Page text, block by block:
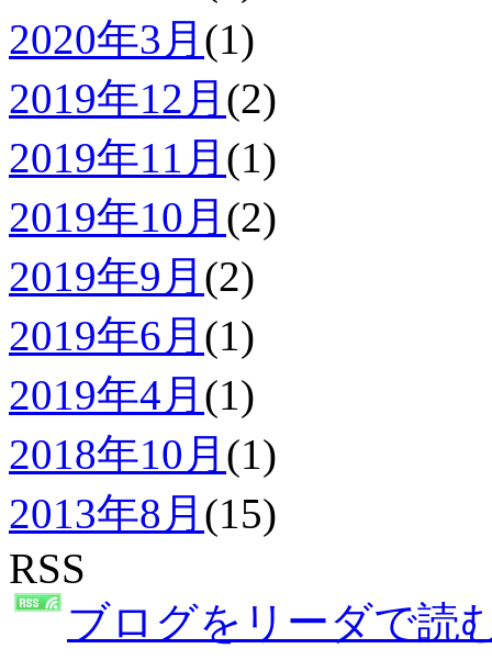
2020年3月 (1)
2019年12月 (2)
2019年11月 (1)
2019年10月 (2)
2019年9月 (2)
2019年6月 (1)
2019年4月 (1)
2018年10月 (1)
2013年8月 (15)
RSS
ブログをリーダで読